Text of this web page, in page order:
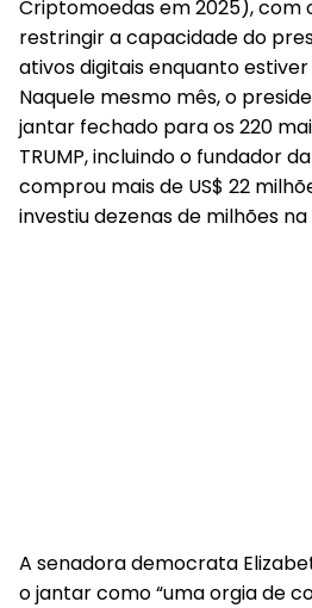
Criptomoedas em 2025), com
restringir a capacidade do
ativos digitais enquanto
Naquele mesmo mês, o
jantar fechado para os 220
TRUMP, incluindo o fundador
comprou mais de US$ 22
investiu dezenas de milhões
A senadora democrata
o jantar como “uma orgia de